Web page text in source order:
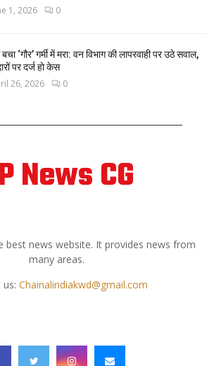
1, 2026 0
‘गौर’ गर्मी में मरा: वन विभाग की लापरवाही पर उठे सवाल,
पर दर्ज हो केस
26, 2026 0
News CG
best news website. It provides news from
many areas.
us: Chainalindiakwd@gmail.com